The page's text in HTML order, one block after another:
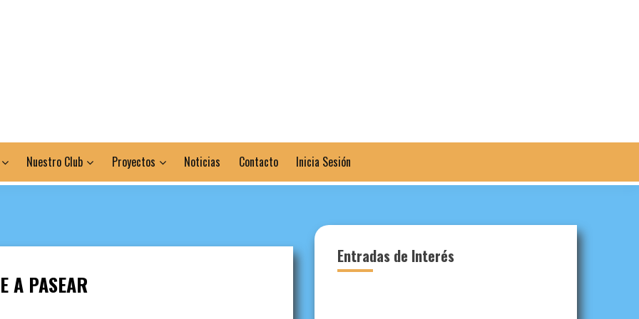
Nuestro Club Proyectos Noticias Contacto Inicia Sesión
A PASEAR
Entradas de Interés